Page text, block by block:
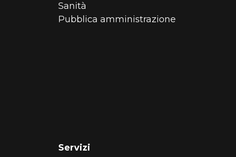
Sanità
Pubblica amministrazione
Servizi